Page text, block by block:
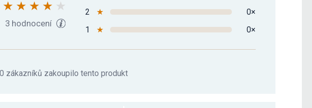
3 hodnocení
2
★
0×
1
★ 0×
zákazníků zakoupilo tento produkt